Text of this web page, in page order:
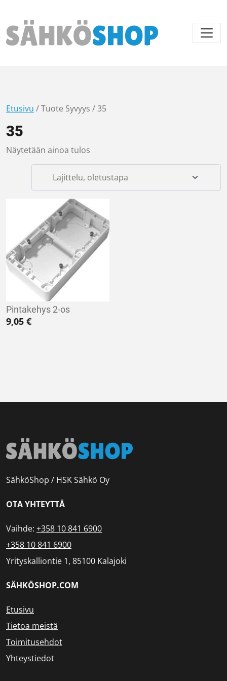
Päävalikko
Etusivu / Tuote Syvyys / 35
35
Näytetään ainoa tulos
Pintakehys 2-os
9,05 €
SähköShop / HSK Sähkö Oy
OTA YHTEYTTÄ
Vaihde: +358 10 841 6900
+358 10 841 6900
Yrityskalliontie 1, 85100 Kalajoki
SÄHKÖSHOP.COM
Etusivu
Tietoa meistä
Toimitusehdot
Yhteystiedot